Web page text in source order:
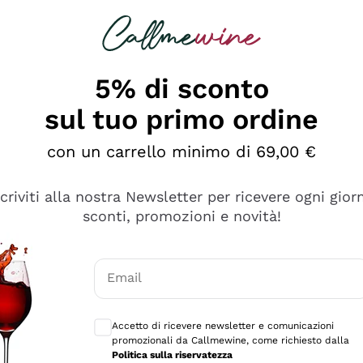
è male ma secondo me ci sono alternative che
5% di sconto
sul tuo primo ordine
con un carrello minimo di 69,00 €
alla nostra Newsletter per ricevere ogni
sconti, promozioni e novità!
Email
Accetto di ricevere newsletter e comunicazioni
promozionali da Callmewine, come richiesto dalla
Politica sulla riservatezza